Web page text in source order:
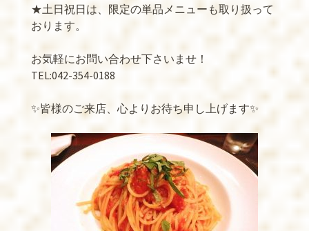
★土日祝日は、限定の単品メニューも取り扱って
おります。
お気軽にお問い合わせ下さいませ！
TEL:042-354-0188
✨皆様のご来店、心よりお待ち申し上げます✨